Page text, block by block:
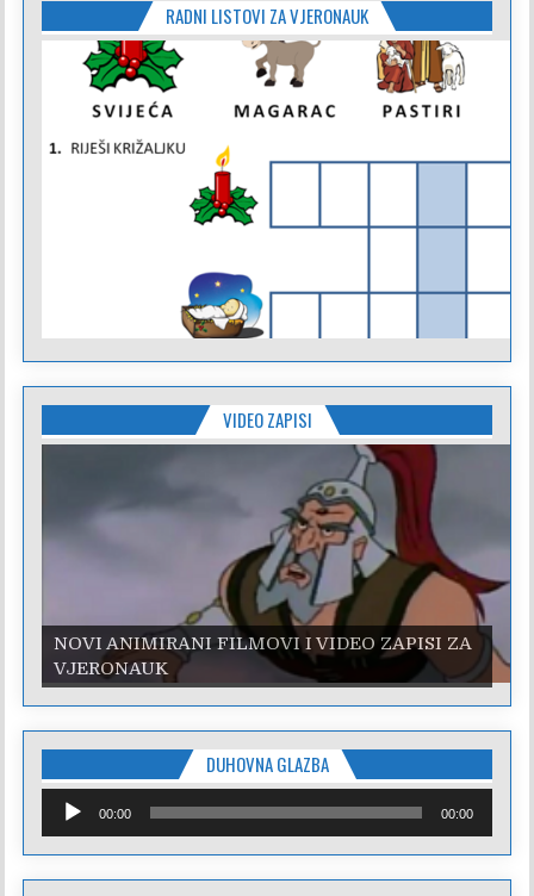
RADNI LISTOVI ZA VJERONAUK
VIDEO ZAPISI
NOVI ANIMIRANI FILMOVI I VIDEO ZAPISI ZA
VJERONAUK
DUHOVNA GLAZBA
Reproduktor
audiozapisa
00:00 00:00